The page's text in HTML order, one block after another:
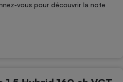
vous pour découvrir la note